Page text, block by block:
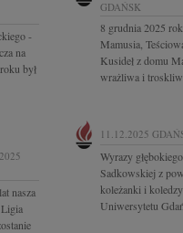
-
na
był
GDAŃSK
8 grudnia 2025
Mamusia,
Kusideł z domu
wrażliwa i
nasza
11.12.2025
Wyrazy
Sadkowskiej z
koleżanki i
Uniwersytetu